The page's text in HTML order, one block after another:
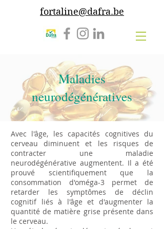
fortaline@dafra.be
Maladies
neurodégénératives
Avec l'âge, les capacités cognitives du
cerveau diminuent et les risques de
contracter une maladie
neurodégénérative augmentent. Il a été
prouvé scientifiquement que la
consommation d'oméga-3 permet de
retarder les symptômes de déclin
cognitif liés à l'âge et d'augmenter la
quantité de matière grise présente dans
le cerveau.